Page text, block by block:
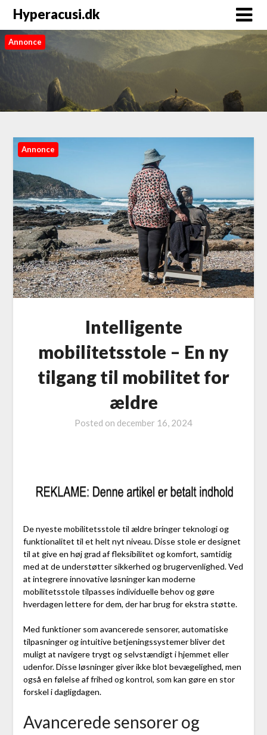
Hyperacusi.dk
Annonce
Annonce
Intelligente
mobilitetsstole – En ny
tilgang til mobilitet for
ældre
Posted on december 16, 2024
De nyeste mobilitetsstole til ældre bringer teknologi og
funktionalitet til et helt nyt niveau. Disse stole er designet
til at give en høj grad af fleksibilitet og komfort, samtidig
med at de understøtter sikkerhed og brugervenlighed. Ved
at integrere innovative løsninger kan moderne
mobilitetsstole tilpasses individuelle behov og gøre
hverdagen lettere for dem, der har brug for ekstra støtte.
Med funktioner som avancerede sensorer, automatiske
tilpasninger og intuitive betjeningssystemer bliver det
muligt at navigere trygt og selvstændigt i hjemmet eller
udenfor. Disse løsninger giver ikke blot bevægelighed, men
også en følelse af frihed og kontrol, som kan gøre en stor
forskel i dagligdagen.
Avancerede sensorer og